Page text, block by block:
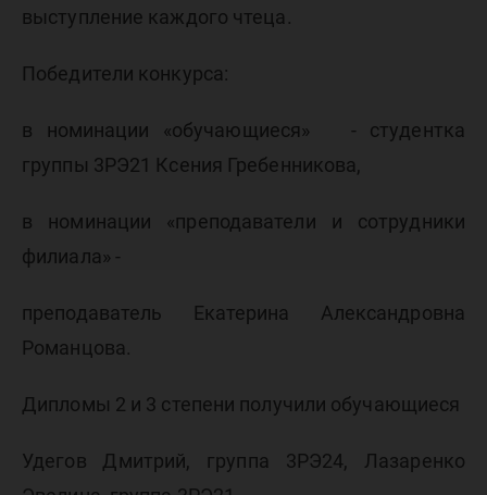
выступление каждого чтеца.
Победители конкурса:
в номинации «обучающиеся» - студентка
группы 3РЭ21 Ксения Гребенникова,
в номинации «преподаватели и сотрудники
филиала» -
преподаватель Екатерина Александровна
Романцова.
Дипломы 2 и 3 степени получили обучающиеся
Удегов Дмитрий, группа 3РЭ24, Лазаренко